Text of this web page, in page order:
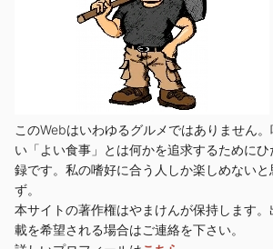
このWebはいわゆるグルメではありません
い「よい食事」とは何かを追求するために
録です。私の嗜好に合う人しか楽しめない
ず。
本サイトの著作権はやまけんが保持します
載を希望される場合はご連絡を下さい。